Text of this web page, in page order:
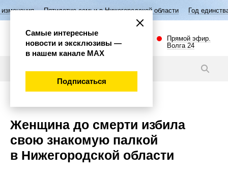
Пятилетие семьи в Нижегородской области Год единства народов
Прямой эфир.
Волга 24
Женщина до смерти избила
свою знакомую палкой
в Нижегородской области
Самые интересные
новости и эксклюзивы —
в нашем канале МАХ
Подписаться